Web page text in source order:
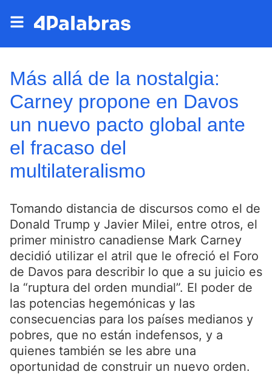
Más allá de la nostalgia:
Carney propone en Davos
un nuevo pacto global ante
el fracaso del
multilateralismo
Tomando distancia de discursos como el de
Donald Trump y Javier Milei, entre otros, el
primer ministro canadiense Mark Carney
decidió utilizar el atril que le ofreció el Foro
de Davos para describir lo que a su juicio es
la “ruptura del orden mundial”. El poder de
las potencias hegemónicas y las
consecuencias para los países medianos y
pobres, que no están indefensos, y a
quienes también se les abre una
oportunidad de construir un nuevo orden.